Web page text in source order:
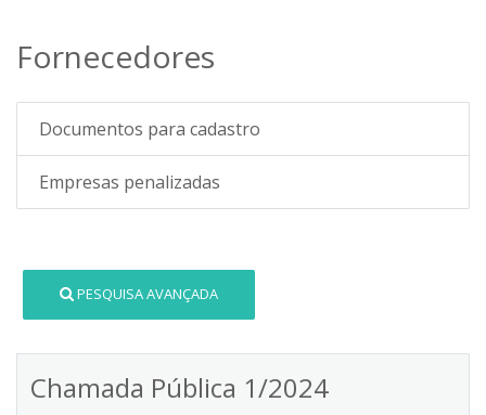
Fornecedores
Documentos para cadastro
Empresas penalizadas
PESQUISA AVANÇADA
Chamada Pública 1/2024